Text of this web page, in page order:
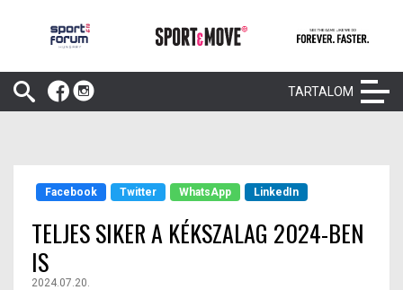
TARTALOM
Facebook Twitter WhatsApp LinkedIn
TELJES SIKER A KÉKSZALAG 2024-BEN
IS
2024.07.20.